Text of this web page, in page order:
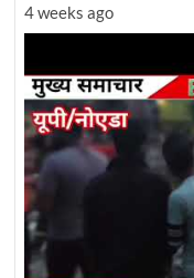
4 weeks ago